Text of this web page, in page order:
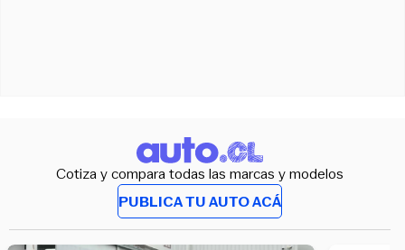
Cotiza y compara todas las marcas y modelos
PUBLICA TU AUTO ACÁ